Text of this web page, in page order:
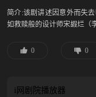
简介:该剧讲述因意外而失
如救赎般的设计师宋嘏烂（
0 0
i网剧院播放器